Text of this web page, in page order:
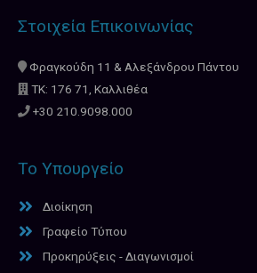
Στοιχεία Επικοινωνίας
Φραγκούδη 11 & Αλεξάνδρου Πάντου
ΤΚ: 176 71, Καλλιθέα
+30 210.9098.000
Το Υπουργείο
Διοίκηση
Γραφείο Τύπου
Προκηρύξεις - Διαγωνισμοί